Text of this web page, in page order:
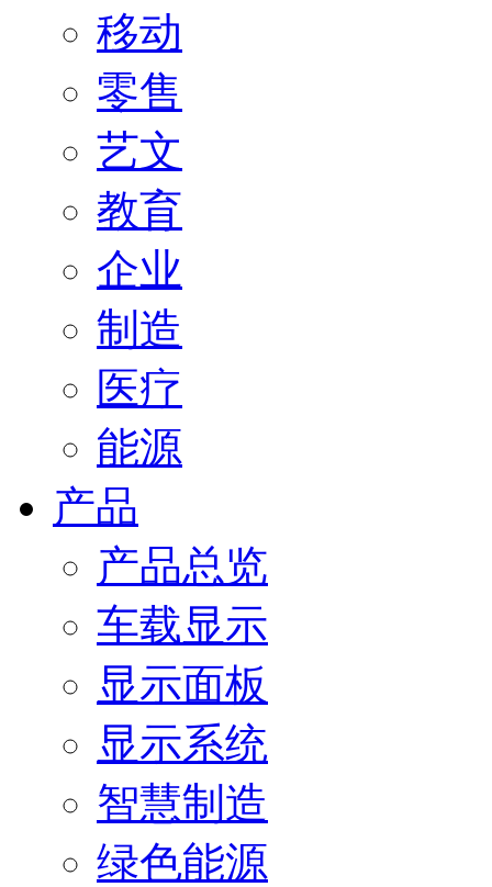
移动
零售
艺文
教育
企业
制造
医疗
能源
产品
产品总览
车载显示
显示面板
显示系统
智慧制造
绿色能源